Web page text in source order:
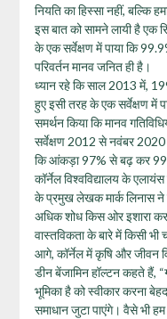
नियति का हिस्सा नहीं, बल्कि
इस बात को सामने लायी है एक
के एक सर्वेक्षण में पाया कि
परिवर्तन मानव जनित ही है।
ध्यान रहे कि साल 2013 में,
हुए इसी तरह के एक सर्वेक्षण में
समर्थन किया कि मानव
सर्वेक्षण 2012 से नवंबर 2020
कि आंकड़ा 97% से बढ़ कर
कॉर्नेल विश्वविद्यालय के
के प्रमुख लेखक मार्क लिनास
अधिक शोध किस ओर इशारा
वास्तविकता के बारे में किसी भी
आगे, कॉर्नेल में कृषि और जीवन
डीन बेंजामिन हॉल्टन कहते हैं,
भूमिका है को स्वीकार करना
समाधान जुटा पाएंगे। वैसे भी